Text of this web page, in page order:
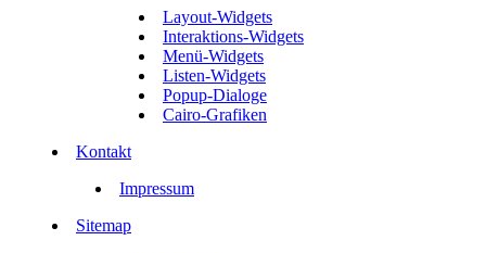
Layout-Widgets
Interaktions-Widgets
Menü-Widgets
Listen-Widgets
Popup-Dialoge
Cairo-Grafiken
Kontakt
Impressum
Sitemap